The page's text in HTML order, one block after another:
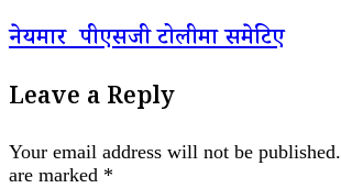
नेयमार पीएसजी टोलीमा समेटिए
Leave a Reply
Your email address will not be published.
are marked *